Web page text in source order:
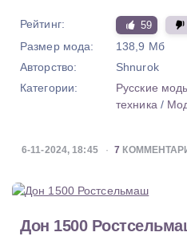
Рейтинг: 59
Размер мода:
138,9 Мб
Авторство:
Shnurok
Категории:
Русские
техника/
6-11-2024, 18:45 7
Дон 1500